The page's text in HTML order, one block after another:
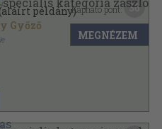
példány)
Győző
Kapható pont: 36
MEGNÉZEM